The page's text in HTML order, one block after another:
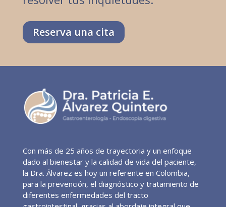
Reserva una cita
Con más de 25 años de trayectoria y un enfoque
dado al bienestar y la calidad de vida del paciente,
la Dra. Álvarez es hoy un referente en Colombia,
para la prevención, el diagnóstico y tratamiento de
diferentes enfermedades del tracto